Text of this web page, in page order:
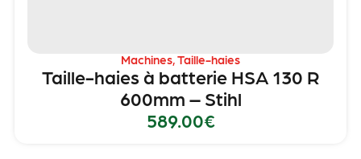
Machines Taille-haies
Taille-haies à batterie HSA 130 R
600mm – Stihl
589.00€